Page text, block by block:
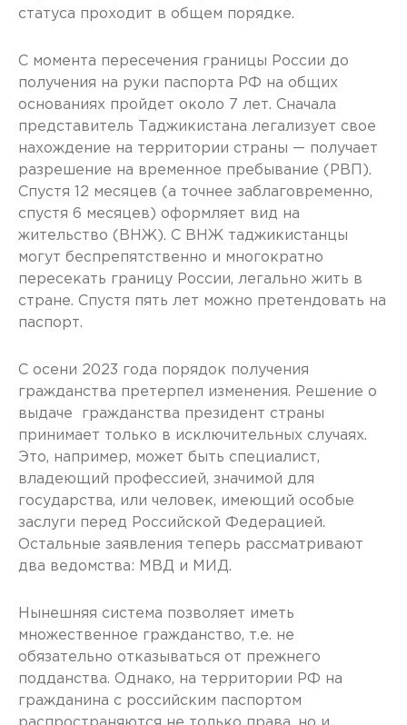
статуса проходит в общем порядке.
С момента пересечения границы России до
получения на руки паспорта РФ на общих
основаниях пройдет около 7 лет. Сначала
представитель Таджикистана легализует свое
нахождение на территории страны — получает
разрешение на временное пребывание (РВП).
Спустя 12 месяцев (а точнее заблаговременно,
спустя 6 месяцев) оформляет вид на
жительство (ВНЖ). С ВНЖ таджикистанцы
могут беспрепятственно и многократно
пересекать границу России, легально жить в
стране. Спустя пять лет можно претендовать на
паспорт.
С осени 2023 года порядок получения
гражданства претерпел изменения. Решение о
выдаче гражданства президент страны
принимает только в исключительных случаях.
Это, например, может быть специалист,
владеющий профессией, значимой для
государства, или человек, имеющий особые
заслуги перед Российской Федерацией.
Остальные заявления теперь рассматривают
два ведомства: МВД и МИД.
Нынешняя система позволяет иметь
множественное гражданство, т.е. не
обязательно отказываться от прежнего
подданства. Однако, на территории РФ на
гражданина с российским паспортом